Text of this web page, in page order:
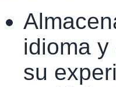
idioma
su